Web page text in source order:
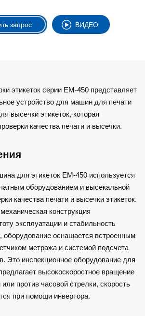
запрос ВИДЕО
этикеток серии EM-450 представляет
устройство для машин для печати
высечки этикеток, которая
качества печати и высечки.
для этикеток EM-450 используется
оборудованием и высекальной
качества печати и высечки этикеток.
конструкция
эксплуатации и стабильность
оборудование оснащается встроенным
метража и системой подсчета
Это инспекционное оборудование для
высокоскоростное вращение
против часовой стрелки, скорость
при помощи инвертора.